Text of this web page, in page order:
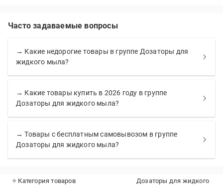
Часто задаваемые вопросы
→ Какие недорогие товары в группе Дозаторы для
жидкого мыла?
→ Какие товары купить в 2026 году в группе
Дозаторы для жидкого мыла?
→ Товары с бесплатным самовывозом в группе
Дозаторы для жидкого мыла?
⭐ Категория товаров
Дозаторы для жидкого